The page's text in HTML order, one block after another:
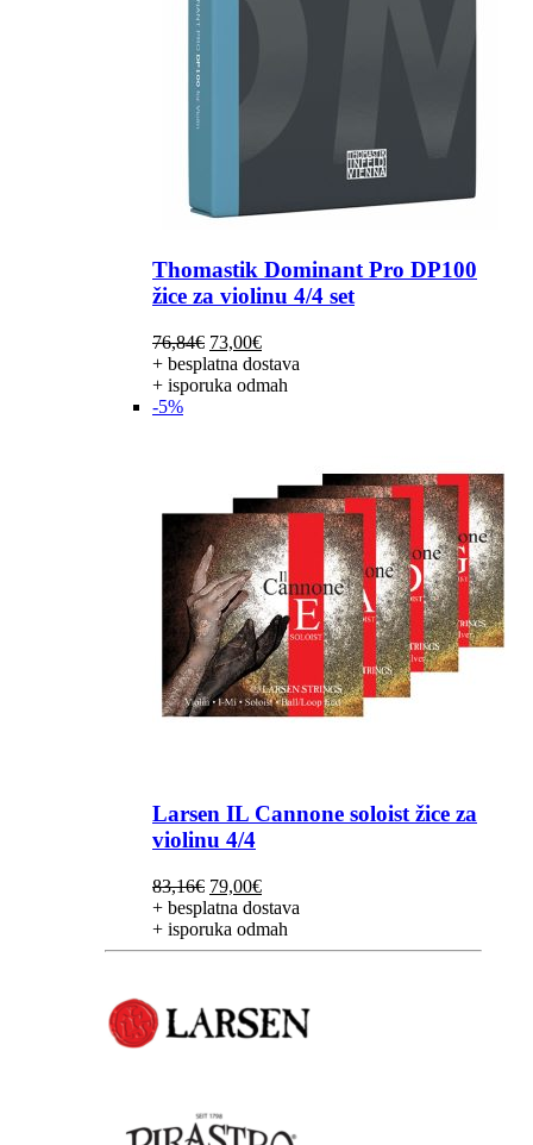
Thomastik Dominant Pro DP100
žice za violinu 4/4 set
76,84€ Izvorna
cijena
bila
73,00€Trenutna
cijena
je:
+ besplatna dostava
+ isporuka odmah
-5%
Larsen IL Cannone soloist žice za
violinu 4/4
83,16€ Izvorna
cijena
bila
je:
79,00€Trenutna
cijena
je:
79,00€.
+ besplatna dostava
+ isporuka odmah